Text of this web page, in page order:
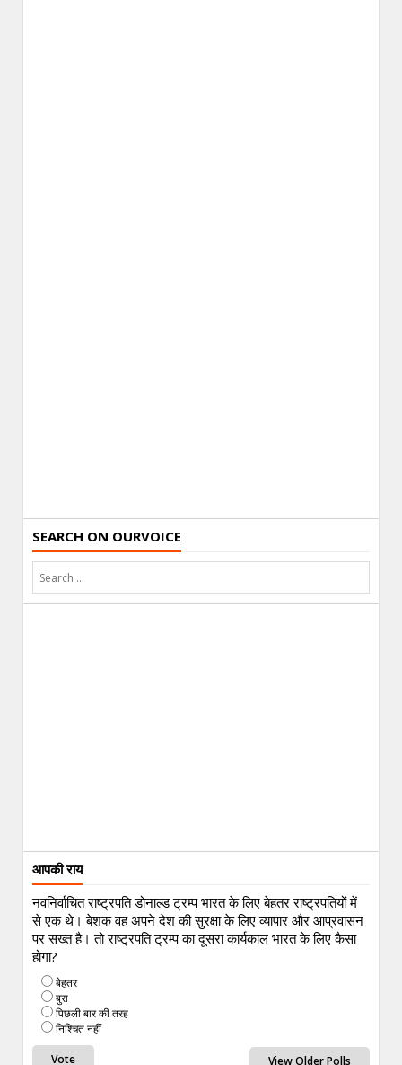
SEARCH ON OURVOICE
आपकी राय
नवनिर्वाचित राष्ट्रपति डोनाल्ड ट्रम्प भारत के लिए बेहतर राष्ट्रपतियों में
से एक थे। बेशक वह अपने देश की सुरक्षा के लिए व्यापार और आप्रवासन
पर सख्त है। तो राष्ट्रपति ट्रम्प का दूसरा कार्यकाल भारत के लिए कैसा
होगा?
बेहतर
बुरा
पिछली बार की तरह
निश्चित नहीं
View Older Polls